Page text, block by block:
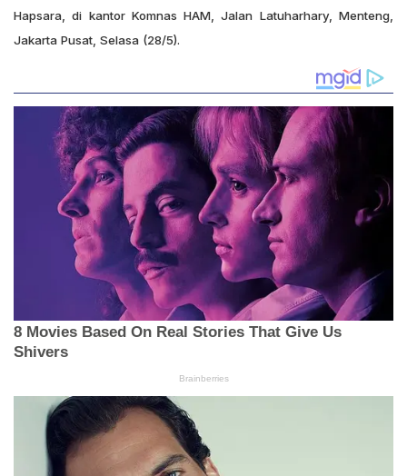
Hapsara, di kantor Komnas HAM, Jalan Latuharhary, Menteng,
Jakarta Pusat, Selasa (28/5).